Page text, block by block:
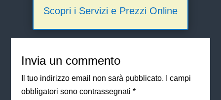
Scopri i Servizi e Prezzi Online
Invia un commento
Il tuo indirizzo email non sarà pubblicato.
I campi
obbligatori sono contrassegnati *